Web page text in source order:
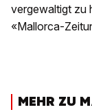
vergewaltigt zu
«Mallorca-
MEHR ZU